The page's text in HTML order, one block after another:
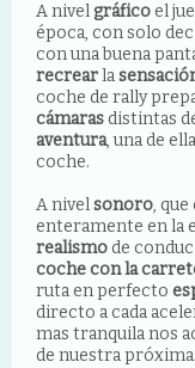
A nivel gráficoel
época, con solo
con una buena
recrearla
coche de rally
cámarasdistintas
aventura, una de
coche.
A nivelsonoro,
enteramente en la
realismode
coche con la
ruta en perfecto
directo a cada
mas tranquila nos
de nuestra